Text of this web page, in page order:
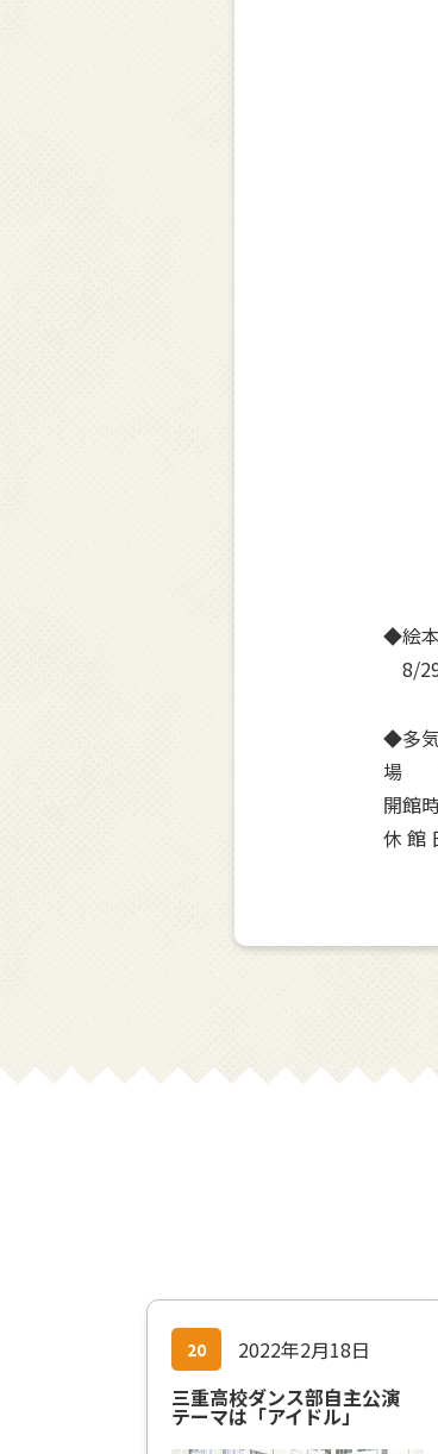
◆絵
8/
◆多
場
開館
休 館
20
2022年2月18日
三重高校ダンス部自主公演
テーマは「アイドル」